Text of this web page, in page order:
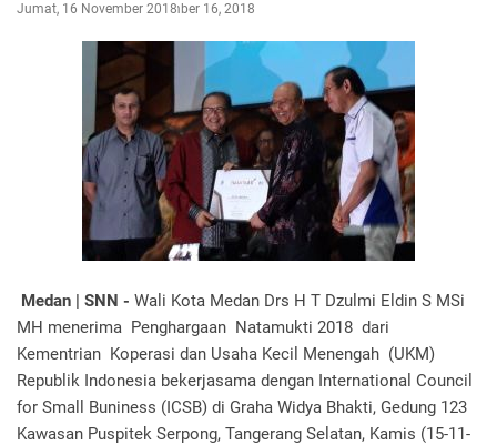
Jumat, 16 November 2018November 16, 2018
Medan | SNN - Wali Kota Medan Drs H T Dzulmi Eldin S MSi
MH menerima Penghargaan Natamukti 2018 dari
Kementrian Koperasi dan Usaha Kecil Menengah (UKM)
Republik Indonesia bekerjasama dengan International Council
for Small Buniness (ICSB) di Graha Widya Bhakti, Gedung 123
Kawasan Puspitek Serpong, Tangerang Selatan, Kamis (15-11-